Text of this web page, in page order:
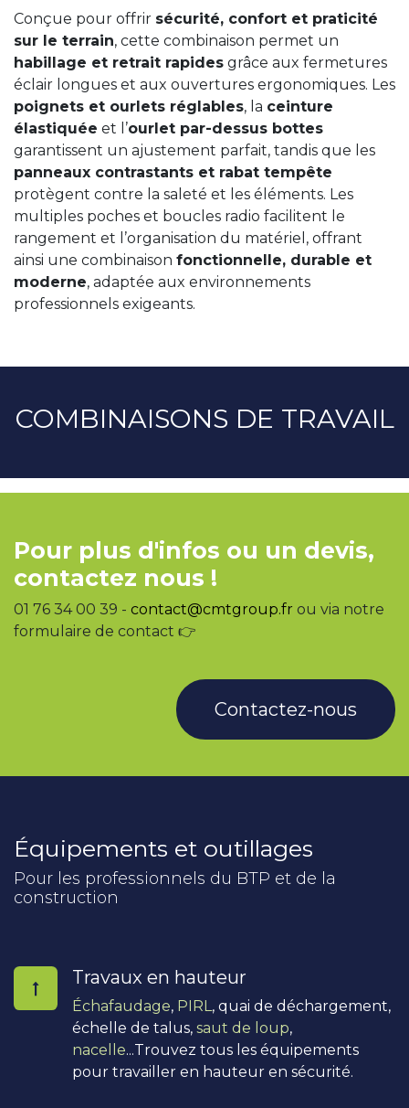
Conçue pour offrir sécurité, confort et praticité
sur le terrain, cette combinaison permet un
habillage et retrait rapides grâce aux fermetures
éclair longues et aux ouvertures ergonomiques. Les
poignets et ourlets réglables, la ceinture
élastiquée et l’ourlet par-dessus bottes
garantissent un ajustement parfait, tandis que les
panneaux contrastants et rabat tempête
protègent contre la saleté et les éléments. Les
multiples poches et boucles radio facilitent le
rangement et l’organisation du matériel, offrant
ainsi une combinaison fonctionnelle, durable et
moderne, adaptée aux environnements
professionnels exigeants.
COMBINAISONS DE TRAVAIL
Pour plus d'infos ou un devis,
contactez nous !
01 76 34 00 39 - contact@cmtgroup.fr ou via notre
formulaire de contact 👉
Contactez-nous
Équipements et outillages
Pour les professionnels du BTP et de la
construction
Travaux en hauteur
Échafaudage, PIRL , quai de déchargement,
échelle de talus, saut de loup,
nacelle...Trouvez tous les équipements
pour travailler en hauteur en sécurité.